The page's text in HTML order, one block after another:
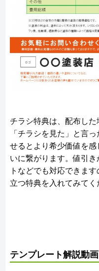
チラシ特典は、配布した
「チラシを見た」と言
せるとより希少価値を
いに繋がります。値引
トなどでも対応できま
立つ特典を入れてみてく
テンプレート解説動画